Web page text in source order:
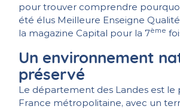
pour trouver comprendre
été élus Meilleure Enseigne
la magazine Capital pour la 7ème
Un environnement
préservé
Le département des Landes est le
France métropolitaine, avec un